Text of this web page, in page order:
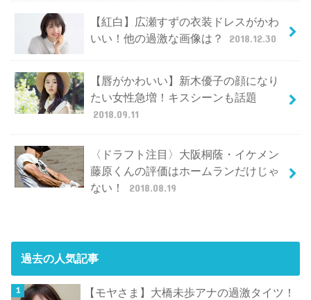
【紅白】広瀬すずの衣装ドレスがかわ
いい！他の過激な画像は？
2018.12.30
【唇がかわいい】新木優子の顔になり
たい女性急増！キスシーンも話題
2018.09.11
〈ドラフト注目〉大阪桐蔭・イケメン
藤原くんの評価はホームランだけじゃ
ない！
2018.08.19
過去の人気記事
【モヤさま】大橋未歩アナの過激タイツ！